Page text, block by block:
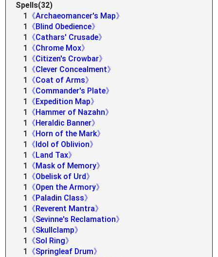
Spells(32)
1
《Archaeomancer's Map》
1
《Blind Obedience》
1
《Cathars' Crusade》
1
《Chrome Mox》
1
《Citizen's Crowbar》
1
《Clever Concealment》
1
《Coat of Arms》
1
《Commander's Plate》
1
《Expedition Map》
1
《Hammer of Nazahn》
1
《Heraldic Banner》
1
《Horn of the Mark》
1
《Idol of Oblivion》
1
《Land Tax》
1
《Mask of Memory》
1
《Obelisk of Urd》
1
《Open the Armory》
1
《Paladin Class》
1
《Reverent Mantra》
1
《Sevinne's Reclamation》
1
《Skullclamp》
1
《Sol Ring》
1
《Springleaf Drum》